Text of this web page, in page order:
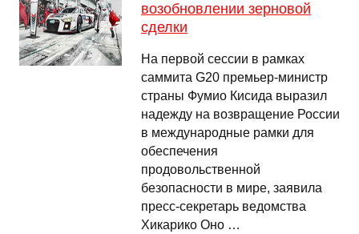
возобновлении зерновой
сделки
На первой сессии в рамках
саммита G20 премьер-министр
страны Фумио Кисида выразил
надежду на возвращение России
в международные рамки для
обеспечения
продовольственной
безопасности в мире, заявила
пресс-секретарь ведомства
Хикарико Оно …